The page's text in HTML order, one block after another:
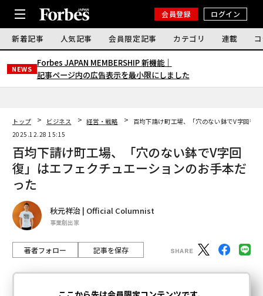
会員登録 ログイン
新着記事 人気記事 会員限定記事 カテゴリ 連載
NEWS
Forbes JAPAN MEMBERSHIP 新機能｜
記事ページ内の広告表示を最小限にしました
トップ ビジネス 経営・戦略
百均下請け町工場、「穴のない鉢でV字回復
2025.12.28 15:15
百均下請け町工場、「穴のない鉢でV字回
復」はエフェクチュエーションのお手本だ
った
秋元祥治 | Official Columnist
事業創出家
著者フォロー 記事を保存